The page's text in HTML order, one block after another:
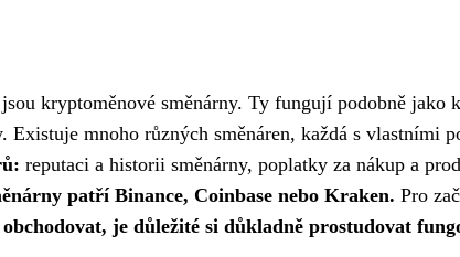
kryptoměnové směnárny. Ty fungují podobně jako
mnoho různých směnáren, každá s vlastními
reputaci a historii směnárny, poplatky za nákup a
patří Binance, Coinbase nebo Kraken. Pro
obchodovat, je důležité si důkladně prostudovat